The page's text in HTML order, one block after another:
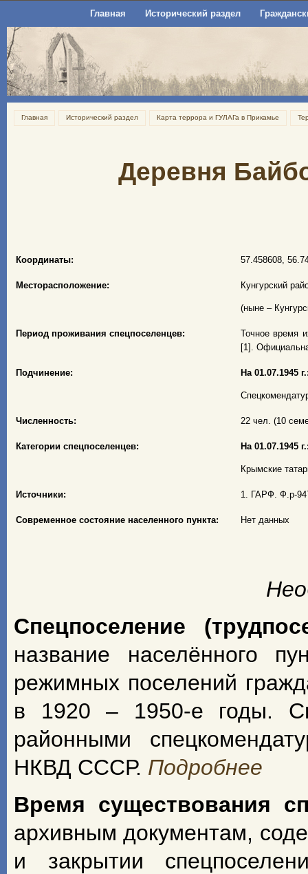
Главная Исторический раздел
Главная Исторический раздел Карта террора и ГУЛАГа в Прикамье
Деревня
Координаты: 57.458608,
Месторасположение: Кунгурский
(ныне –
Период проживания спецпоселенцев:
Точное время
[1].
Подчинение: На 01.07.1945
Численность: 22 чел. (10
Категории спецпоселенцев: На 01.07.1945
Крымские
Источники: 1. ГАРФ. Ф.р-
Современное состояние населенного пункта: Нет данных
Спецпоселение
название населённого
режимных поселений
в 1920 – 1950-е годы.
районными
НКВД СССР. Подробнее
Время существования
архивным документам,
и закрытии